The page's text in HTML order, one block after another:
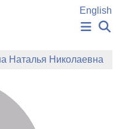
English
Наталья Николаевна